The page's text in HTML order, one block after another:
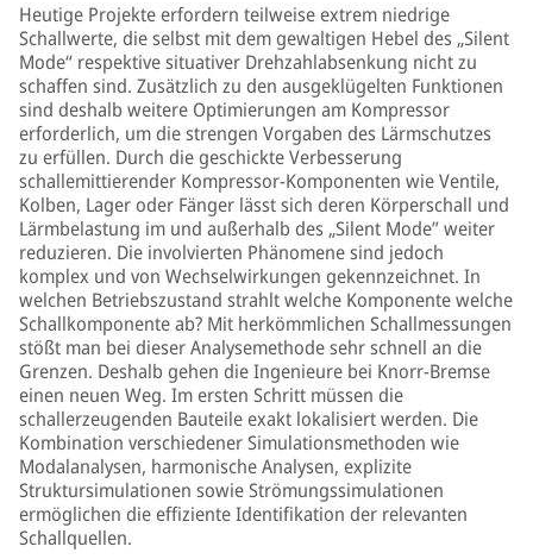
Heutige Projekte erfordern teilweise extrem niedrige
Schallwerte, die selbst mit dem gewaltigen Hebel des „Silent
Mode“ respektive situativer Drehzahlabsenkung nicht zu
schaffen sind. Zusätzlich zu den ausgeklügelten Funktionen
sind deshalb weitere Optimierungen am Kompressor
erforderlich, um die strengen Vorgaben des Lärmschutzes
zu erfüllen. Durch die geschickte Verbesserung
schallemittierender Kompressor-Komponenten wie Ventile,
Kolben, Lager oder Fänger lässt sich deren Körperschall und
Lärmbelastung im und außerhalb des „Silent Mode” weiter
reduzieren. Die involvierten Phänomene sind jedoch
komplex und von Wechselwirkungen gekennzeichnet. In
welchen Betriebszustand strahlt welche Komponente welche
Schallkomponente ab? Mit herkömmlichen Schallmessungen
stößt man bei dieser Analysemethode sehr schnell an die
Grenzen. Deshalb gehen die Ingenieure bei Knorr-Bremse
einen neuen Weg. Im ersten Schritt müssen die
schallerzeugenden Bauteile exakt lokalisiert werden. Die
Kombination verschiedener Simulationsmethoden wie
Modalanalysen, harmonische Analysen, explizite
Struktursimulationen sowie Strömungssimulationen
ermöglichen die effiziente Identifikation der relevanten
Schallquellen.